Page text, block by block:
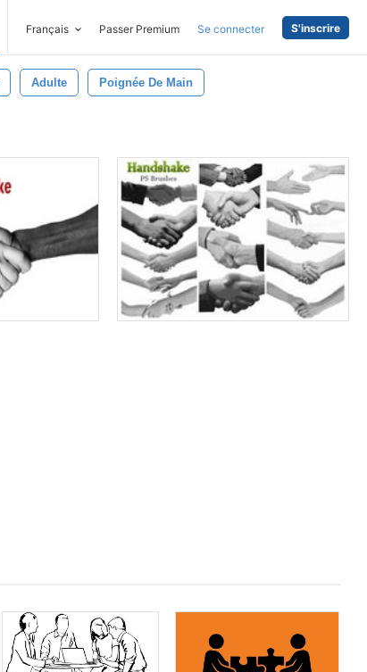
Français Passer Premium Se connecter S'inscrire
Adulte Poignée De Main